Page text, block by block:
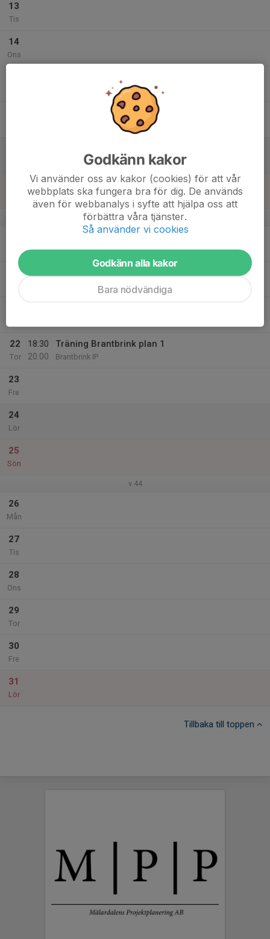
13
Tis
14
Ons
v.43
20:30
Brantbrink IP
22
Tor
18:30
20:00
Träning Brantbrink plan 1
Brantbrink IP
23
Fre
24
Lör
25
Sön
v.44
26
Mån
27
Tis
28
Ons
29
Tor
30
Fre
31
Lör
Tillbaka till toppen
Godkänn kakor
Vi använder oss av kakor (cookies) för att vår
webbplats ska fungera bra för dig. De används
även för webbanalys i syfte att hjälpa oss att
förbättra våra tjänster.
Så använder vi cookies
Godkänn alla kakor
Bara nödvändiga